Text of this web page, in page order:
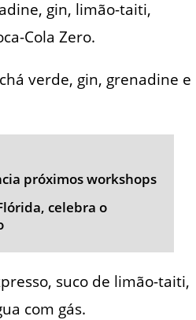
gin, limão-taiti,
Cola Zero.
verde, gin, grenadine e
próximos workshops
celebra o
suco de limão-taiti,
com gás.